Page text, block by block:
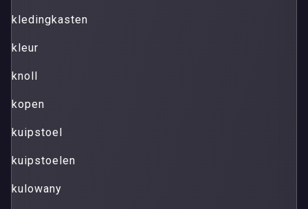
kledingkasten
kleur
knoll
kopen
kuipstoel
kuipstoelen
kulowany